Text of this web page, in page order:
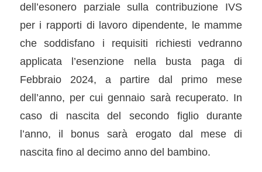
dell’esonero parziale sulla contribuzione IVS
per i rapporti di lavoro dipendente, le mamme
che soddisfano i requisiti richiesti vedranno
applicata l’esenzione nella busta paga di
Febbraio 2024, a partire dal primo mese
dell’anno, per cui gennaio sarà recuperato. In
caso di nascita del secondo figlio durante
l’anno, il bonus sarà erogato dal mese di
nascita fino al decimo anno del bambino.